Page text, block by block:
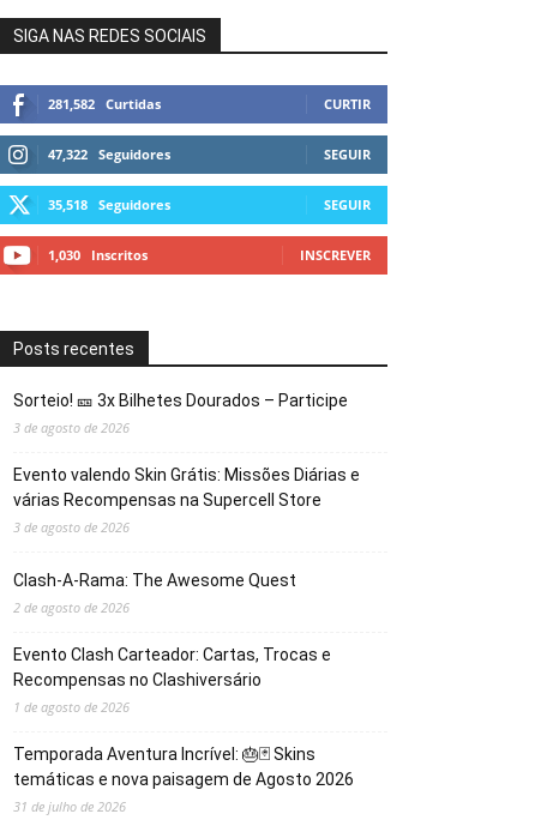
SIGA NAS REDES SOCIAIS
281,582 Curtidas CURTIR
47,322 Seguidores SEGUIR
35,518 Seguidores SEGUIR
1,030 Inscritos INSCREVER
Posts recentes
Sorteio! 🎫 3x Bilhetes Dourados – Participe
3 de agosto de 2026
Evento valendo Skin Grátis: Missões Diárias e
várias Recompensas na Supercell Store
3 de agosto de 2026
Clash-A-Rama: The Awesome Quest
2 de agosto de 2026
Evento Clash Carteador: Cartas, Trocas e
Recompensas no Clashiversário
1 de agosto de 2026
Temporada Aventura Incrível: 🎂🃏 Skins
temáticas e nova paisagem de Agosto 2026
31 de julho de 2026